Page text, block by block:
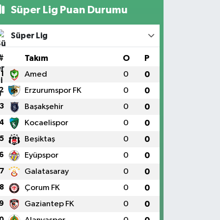
Süper Lig Puan Durumu
Süper Lig
Takım O P
1 Amed 0 0
Erzurumspor FK 0 0
3 Başakşehir 0 0
Kocaelispor 0 0
5 Beşiktaş 0 0
Eyüpspor 0 0
7 Galatasaray 0 0
8 Çorum FK 0 0
Gaziantep FK 0 0